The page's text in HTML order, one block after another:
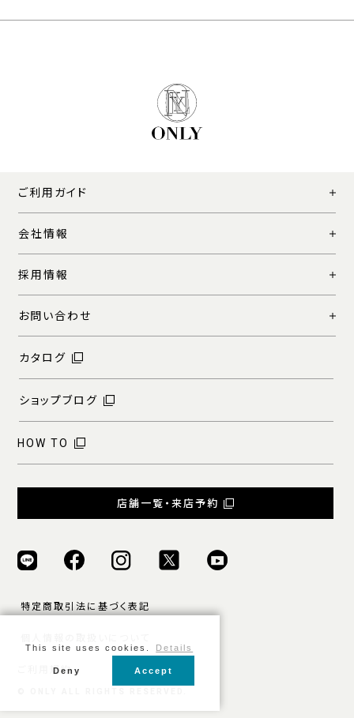
ご利用ガイド
会社情報
採用情報
お問い合わせ
カタログ
ショップブログ
HOW TO
店舗一覧・来店予約
特定商取引法に基づく表記
ご利用規約
This site uses cookies. Details
Deny Accept